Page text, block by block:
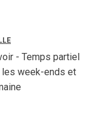
- Temps partiel
week-ends et